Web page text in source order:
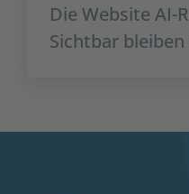
Die Website AI-
Sichtbar